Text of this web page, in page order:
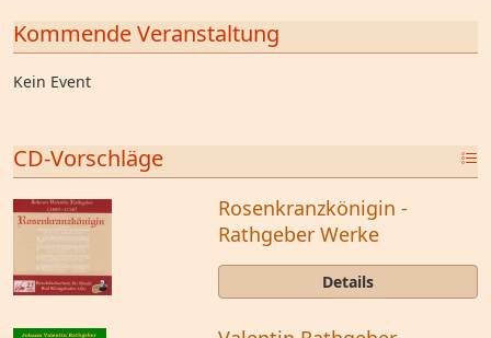
Kommende Veranstaltung
Kein Event
CD-Vorschläge
Rosenkranzkönigin -
Rathgeber Werke
Details